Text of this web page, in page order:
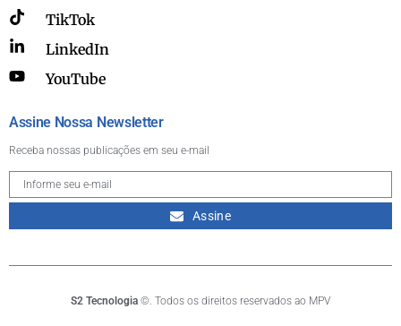
TikTok
LinkedIn
YouTube
Assine Nossa Newsletter
Receba nossas publicações em seu e-mail
Assine
S2 Tecnologia ©. Todos os direitos reservados ao MPV